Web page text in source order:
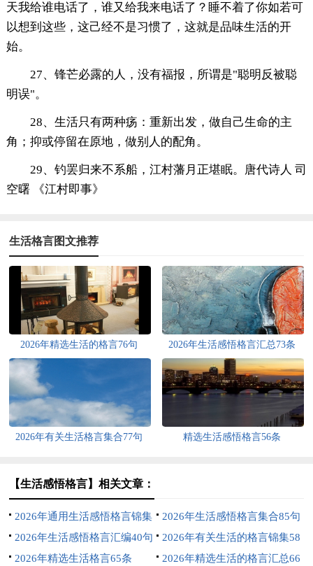
天我给谁电话了，谁又给我来电话了？睡不着了你如若可
以想到这些，这己经不是习惯了，这就是品味生活的开
始。
27、锋芒必露的人，没有福报，所谓是"聪明反被聪
明误"。
28、生活只有两种疡：重新出发，做自己生命的主
角；抑或停留在原地，做别人的配角。
29、钓罢归来不系船，江村藩月正堪眠。唐代诗人 司
空曙 《江村即事》
生活格言图文推荐
2026年精选生活的格言76句 2026年生活感悟格言汇总73条
2026年有关生活格言集合77句 精选生活感悟格言56条
【生活感悟格言】相关文章：
2026年通用生活感悟格言锦集
36条
2026年生活感悟格言集合85句
2026年生活感悟格言汇编40句
2026年有关生活的格言锦集58
条
2026年精选生活格言65条 2026年精选生活的格言汇总66